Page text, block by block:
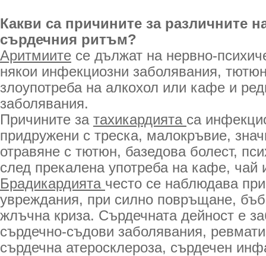
Какви са причините за различните
сърдечния ритъм?
Аритмиите се дължат на нервно-
някои инфекциозни заболявания,
злоупотреба на алкохол или кафе и
заболявания.
Причините за тахикардията са
придружени с треска, малокръвие,
отравяне с тютюн, базедова болест,
след прекалена употреба на кафе, чай
Брадикардията често се наблюдава
увреждания, при силно повръщане,
жлъчна криза. Сърдечната дейност е
сърдечно-съдови заболявания,
сърдечна атеросклероза, сърдечен